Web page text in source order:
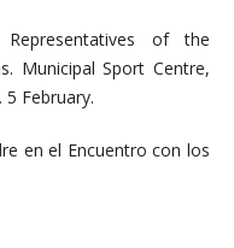
of the
Municipal Sport Centre,
5 February.
en el Encuentro con los